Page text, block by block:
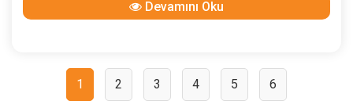
âdeta geri dönmüş; gerçeğe ulaşma, hak ve adalete uygun bir
Devamını Oku
1 2 3 4 5 6